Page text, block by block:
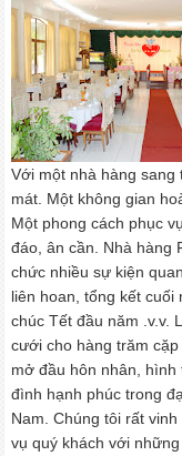
Với một nhà hàng sang
mát. Một không gian
Một phong cách phục
đáo, ân cần. Nhà hàng
chức nhiều sự kiện
liên hoan, tổng kết cuối
chúc Tết đầu năm .v.v.
cưới cho hàng trăm
mở đầu hôn nhân, hình
đình hạnh phúc trong
Nam. Chúng tôi rất
vụ quý khách với